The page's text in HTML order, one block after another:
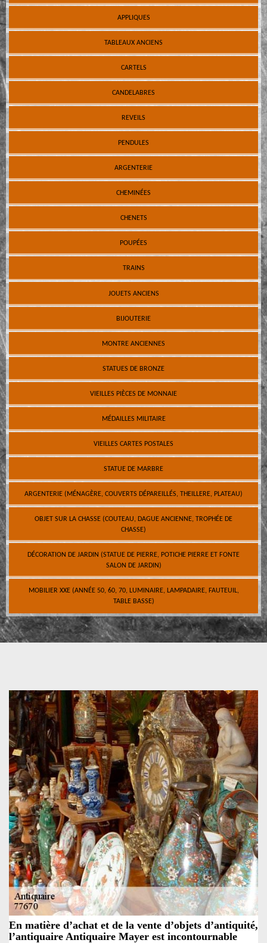
APPLIQUES
TABLEAUX ANCIENS
CARTELS
CANDELABRES
REVEILS
PENDULES
ARGENTERIE
CHEMINÉES
CHENETS
POUPÉES
TRAINS
JOUETS ANCIENS
BIJOUTERIE
MONTRE ANCIENNES
STATUES DE BRONZE
VIEILLES PIÈCES DE MONNAIE
MÉDAILLES MILITAIRE
VIEILLES CARTES POSTALES
STATUE DE MARBRE
ARGENTERIE (MÉNAGÈRE, COUVERTS DÉPAREILLÉS, THEILLERE, PLATEAU)
OBJET SUR LA CHASSE (COUTEAU, DAGUE ANCIENNE, TROPHÉE DE
CHASSE)
DÉCORATION DE JARDIN (STATUE DE PIERRE, POTICHE PIERRE ET FONTE
SALON DE JARDIN)
MOBILIER XXE (ANNÉE 50, 60, 70, LUMINAIRE, LAMPADAIRE, FAUTEUIL,
TABLE BASSE)
En matière d’achat et de la vente d’objets d’antiquité,
l’antiquaire Antiquaire Mayer est incontournable